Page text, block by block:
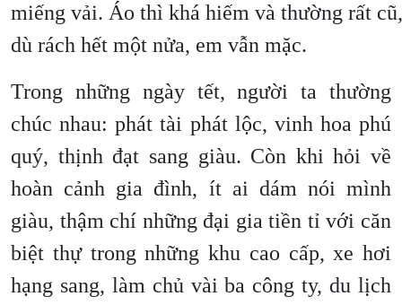
miếng vải. Áo thì khá hiếm và thường rất
dù rách hết một nửa, em vẫn mặc.
Trong những ngày tết, người ta thường
chúc nhau: phát tài phát lộc, vinh hoa phú
quý, thịnh đạt sang giàu. Còn khi hỏi về
hoàn cảnh gia đình, ít ai dám nói mình
giàu, thậm chí những đại gia tiền tỉ với căn
biệt thự trong những khu cao cấp, xe hơi
hạng sang, làm chủ vài ba công ty, du lịch